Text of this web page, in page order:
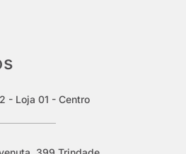
- Loja 01 - Centro